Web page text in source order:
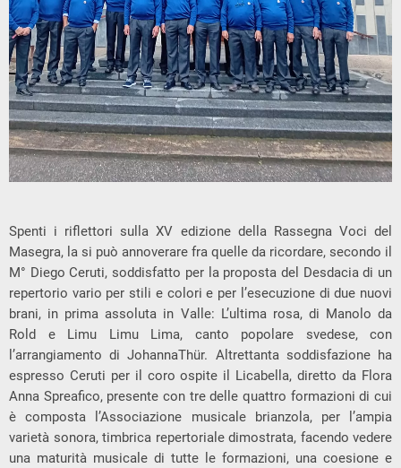
Spenti i riflettori sulla XV edizione della Rassegna Voci del
Masegra, la si può annoverare fra quelle da ricordare, secondo il
M° Diego Ceruti, soddisfatto per la proposta del Desdacia di un
repertorio vario per stili e colori e per l’esecuzione di due nuovi
brani, in prima assoluta in Valle: L’ultima rosa, di Manolo da
Rold e Limu Limu Lima, canto popolare svedese, con
l’arrangiamento di JohannaThür. Altrettanta soddisfazione ha
espresso Ceruti per il coro ospite il Licabella, diretto da Flora
Anna Spreafico, presente con tre delle quattro formazioni di cui
è composta l’Associazione musicale brianzola, per l’ampia
varietà sonora, timbrica repertoriale dimostrata, facendo vedere
una maturità musicale di tutte le formazioni, una coesione e